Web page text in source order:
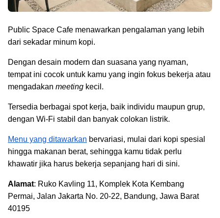
Public Space Cafe menawarkan pengalaman yang lebih
dari sekadar minum kopi.
Dengan desain modern dan suasana yang nyaman,
tempat ini cocok untuk kamu yang ingin fokus bekerja atau
mengadakan meeting kecil.
Tersedia berbagai spot kerja, baik individu maupun grup,
dengan Wi-Fi stabil dan banyak colokan listrik.
Menu yang ditawarkan bervariasi, mulai dari kopi spesial
hingga makanan berat, sehingga kamu tidak perlu
khawatir jika harus bekerja sepanjang hari di sini.
Alamat: Ruko Kavling 11, Komplek Kota Kembang
Permai, Jalan Jakarta No. 20-22, Bandung, Jawa Barat
40195